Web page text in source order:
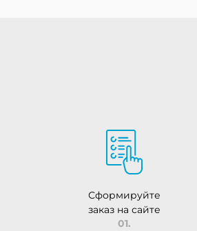
Сформируйте
заказ на сайте
01.